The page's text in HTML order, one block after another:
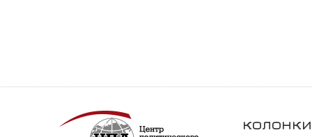
колонки